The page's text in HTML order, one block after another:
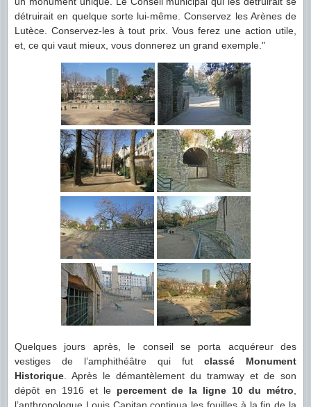
détruirait en quelque sorte lui-même. Conservez les Arènes de
Lutèce. Conservez-les à tout prix. Vous ferez une action utile,
et, ce qui vaut mieux, vous donnerez un grand exemple."
Quelques jours après, le conseil se porta acquéreur des
vestiges de l’amphithéâtre qui fut classé Monument
Historique. Après le démantèlement du tramway et de son
dépôt en 1916 et le percement de la ligne 10 du métro,